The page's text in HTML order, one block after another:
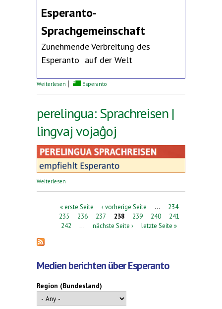
Esperanto-
Sprachgemeinschaft
Zunehmende Verbreitung des
Esperanto auf der Welt
Weiterlesen über Erklärung des Deutschen Esperanto-Bundes
Esperanto
perelingua: Sprachreisen |
lingvaj vojaĝoj
Weiterlesen
Seiten« erste Seite ‹ vorherige Seite …
234
235
236 237 238 239 240
241
242
… nächste Seite › letzte Seite »
Medien berichten über Esperanto
Region (Bundesland)